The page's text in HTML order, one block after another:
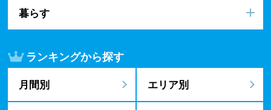
暮らす
ランキングから探す
月間別 エリア別